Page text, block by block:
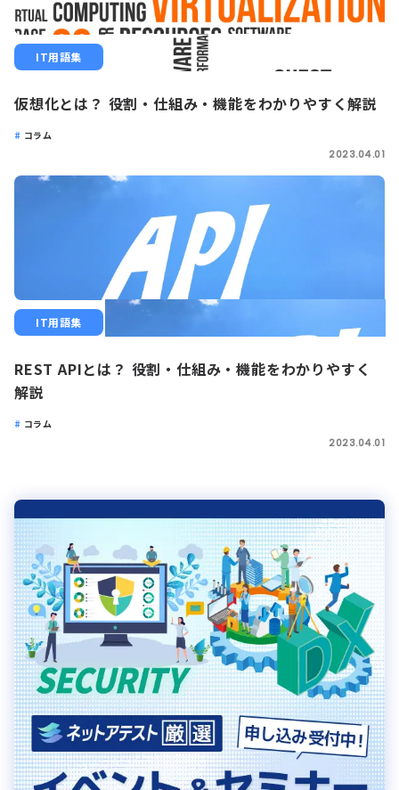
IT用語集
仮想化とは？ 役割・仕組み・機能をわかりやすく解説
コラム
2023.04.01
IT用語集
REST APIとは？ 役割・仕組み・機能をわかりやすく
解説
コラム
2023.04.01